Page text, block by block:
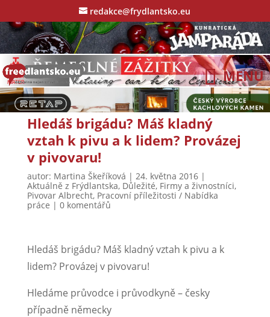
redakce@frydlantsko.eu
Hledáš brigádu? Máš kladný
vztah k pivu a k lidem? Provázej
v pivovaru!
autor: Martina Škeříková | 24. května 2016|
Aktuálně z Frýdlantska, Důležité, Firmy a živnostníci,
Pivovar Albrecht, Pracovní příležitosti / Nabídka
práce | 0 komentářů
Hledáš brigádu? Máš kladný vztah k pivu a k
lidem? Provázej v pivovaru!
Hledáme průvodce i průvodkyně – česky
případně německy